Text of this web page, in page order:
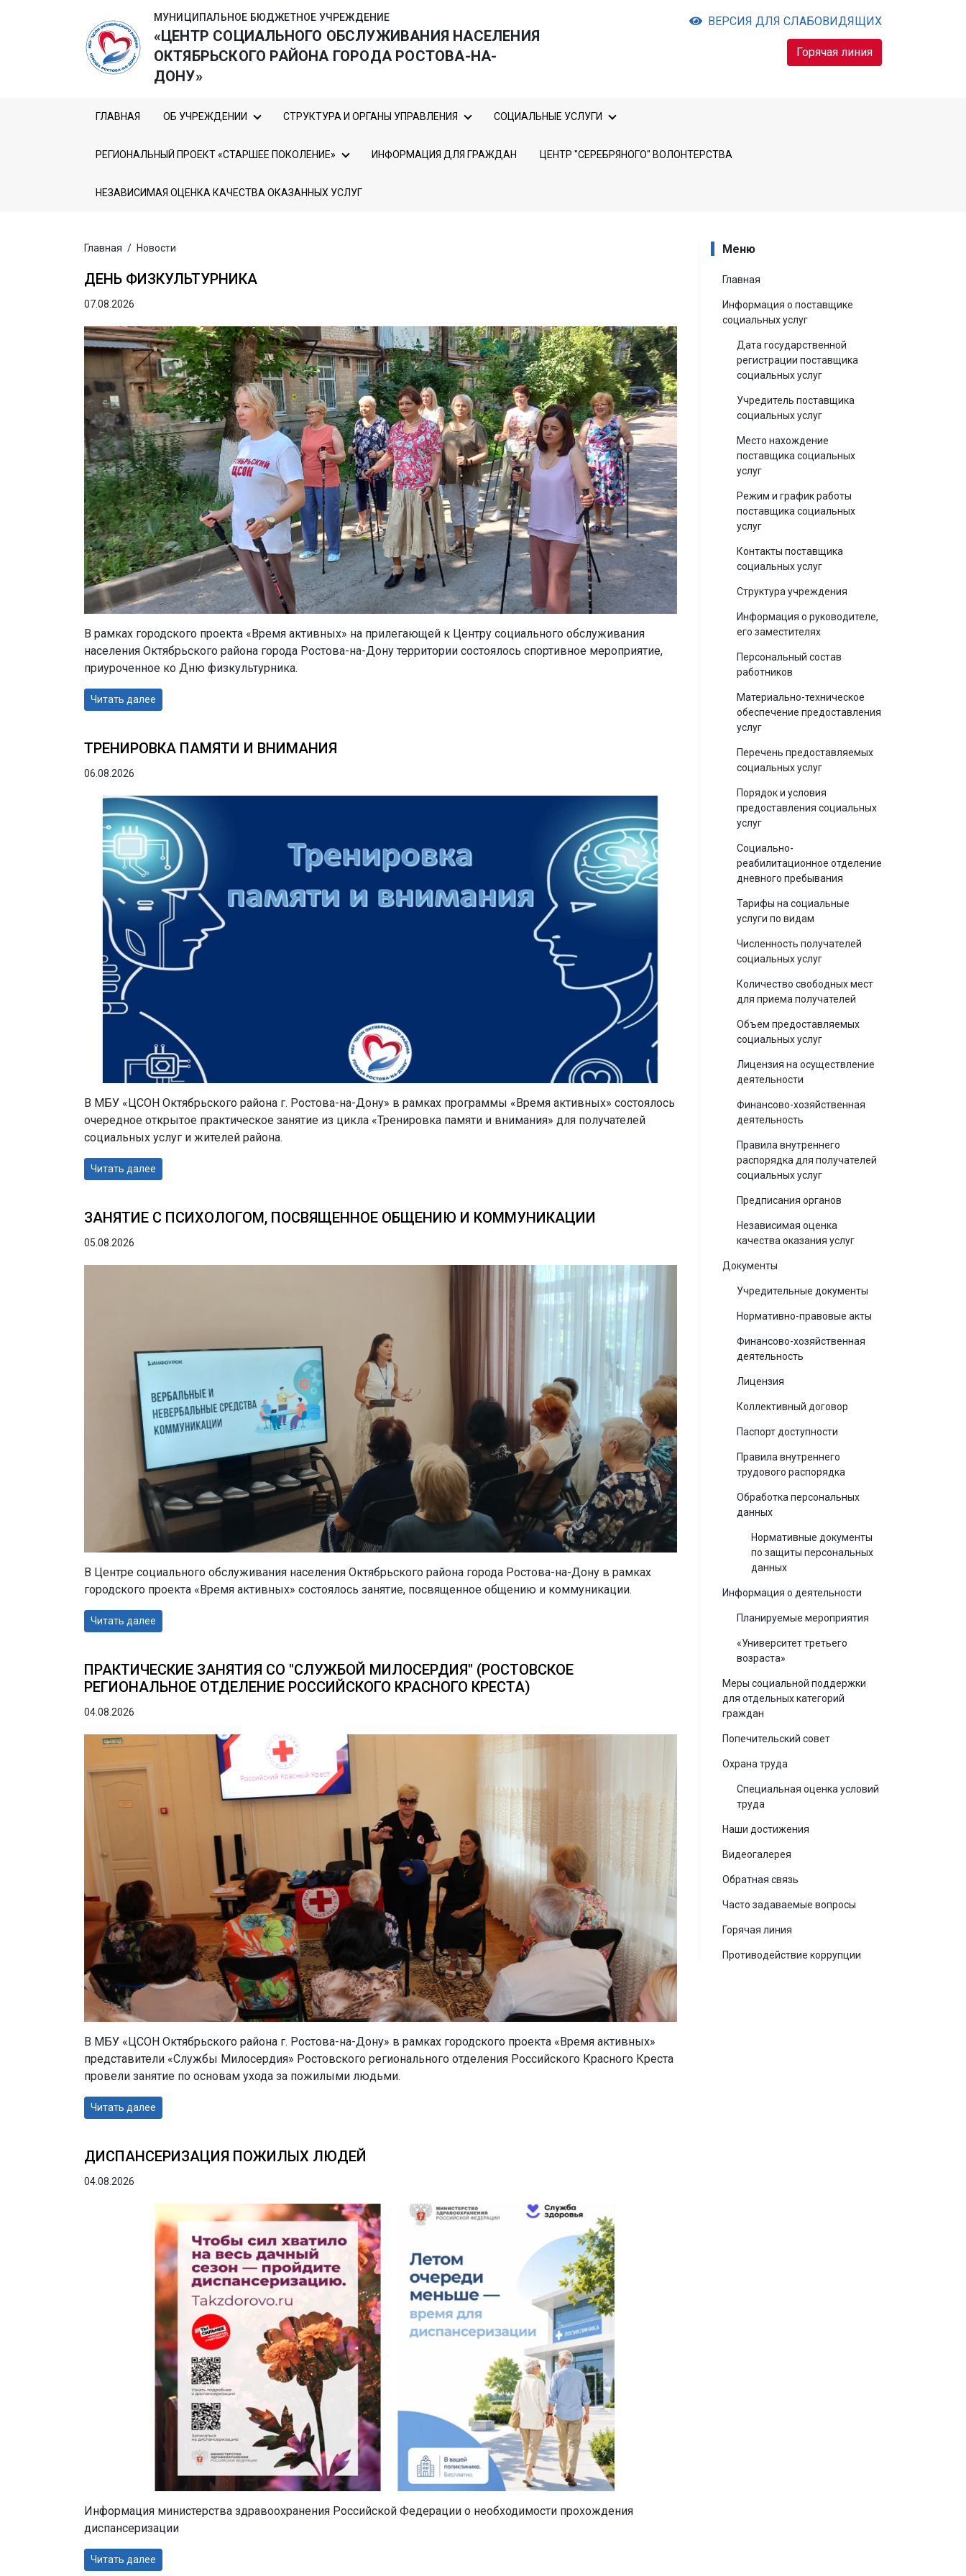
МУНИЦИПАЛЬНОЕ БЮДЖЕТНОЕ УЧРЕЖДЕНИЕ
«ЦЕНТР СОЦИАЛЬНОГО ОБСЛУЖИВАНИЯ НАСЕЛЕНИЯ
ОКТЯБРЬСКОГО РАЙОНА ГОРОДА РОСТОВА-НА-
ДОНУ»
ВЕРСИЯ ДЛЯ СЛАБОВИДЯЩИХ
Горячая линия
ГЛАВНАЯ ОБ УЧРЕЖДЕНИИ СТРУКТУРА И ОРГАНЫ УПРАВЛЕНИЯ СОЦИАЛЬНЫЕ УСЛУГИ
РЕГИОНАЛЬНЫЙ ПРОЕКТ «СТАРШЕЕ ПОКОЛЕНИЕ» ИНФОРМАЦИЯ ДЛЯ ГРАЖДАН ЦЕНТР "СЕРЕБРЯНОГО" ВОЛОНТЕРСТВА
НЕЗАВИСИМАЯ ОЦЕНКА КАЧЕСТВА ОКАЗАННЫХ УСЛУГ
Главная / Новости
ДЕНЬ ФИЗКУЛЬТУРНИКА
07.08.2026
В рамках городского проекта «Время активных» на прилегающей к Центру социального обслуживания
населения Октябрьского района города Ростова-на-Дону территории состоялось спортивное мероприятие,
приуроченное ко Дню физкультурника.
Читать далее
ТРЕНИРОВКА ПАМЯТИ И ВНИМАНИЯ
06.08.2026
В МБУ «ЦСОН Октябрьского района г. Ростова-на-Дону» в рамках программы «Время активных» состоялось
очередное открытое практическое занятие из цикла «Тренировка памяти и внимания» для получателей
социальных услуг и жителей района.
Читать далее
ЗАНЯТИЕ С ПСИХОЛОГОМ, ПОСВЯЩЕННОЕ ОБЩЕНИЮ И КОММУНИКАЦИИ
05.08.2026
В Центре социального обслуживания населения Октябрьского района города Ростова-на-Дону в рамках
городского проекта «Время активных» состоялось занятие, посвященное общению и коммуникации.
Читать далее
ПРАКТИЧЕСКИЕ ЗАНЯТИЯ СО "СЛУЖБОЙ МИЛОСЕРДИЯ" (РОСТОВСКОЕ
РЕГИОНАЛЬНОЕ ОТДЕЛЕНИЕ РОССИЙСКОГО КРАСНОГО КРЕСТА)
04.08.2026
В МБУ «ЦСОН Октябрьского района г. Ростова-на-Дону» в рамках городского проекта «Время активных»
представители «Службы Милосердия» Ростовского регионального отделения Российского Красного Креста
провели занятие по основам ухода за пожилыми людьми.
Читать далее
ДИСПАНСЕРИЗАЦИЯ ПОЖИЛЫХ ЛЮДЕЙ
04.08.2026
Информация министерства здравоохранения Российской Федерации о необходимости прохождения
диспансеризации
Читать далее
Меню
Главная
Информация о поставщике
социальных услуг
Дата государственной
регистрации поставщика
социальных услуг
Учредитель поставщика
социальных услуг
Место нахождение
поставщика социальных
услуг
Режим и график работы
поставщика социальных
услуг
Контакты поставщика
социальных услуг
Структура учреждения
Информация о руководителе,
его заместителях
Персональный состав
работников
Материально-техническое
обеспечение предоставления
услуг
Перечень предоставляемых
социальных услуг
Порядок и условия
предоставления социальных
услуг
Социально-
реабилитационное отделение
дневного пребывания
Тарифы на социальные
услуги по видам
Численность получателей
социальных услуг
Количество свободных мест
для приема получателей
Объем предоставляемых
социальных услуг
Лицензия на осуществление
деятельности
Финансово-хозяйственная
деятельность
Правила внутреннего
распорядка для получателей
социальных услуг
Предписания органов
Независимая оценка
качества оказания услуг
Документы
Учредительные документы
Нормативно-правовые акты
Финансово-хозяйственная
деятельность
Лицензия
Коллективный договор
Паспорт доступности
Правила внутреннего
трудового распорядка
Обработка персональных
данных
Нормативные документы
по защиты персональных
данных
Информация о деятельности
Планируемые мероприятия
«Университет третьего
возраста»
Меры социальной поддержки
для отдельных категорий
граждан
Попечительский совет
Охрана труда
Специальная оценка условий
труда
Наши достижения
Видеогалерея
Обратная связь
Часто задаваемые вопросы
Горячая линия
Противодействие коррупции